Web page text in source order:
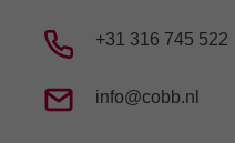
+31 316 745 522
info@cobb.nl